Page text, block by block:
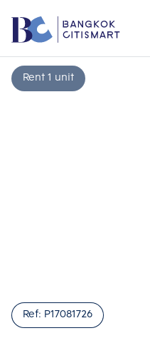
Rent 1 unit
Ref: P17081726